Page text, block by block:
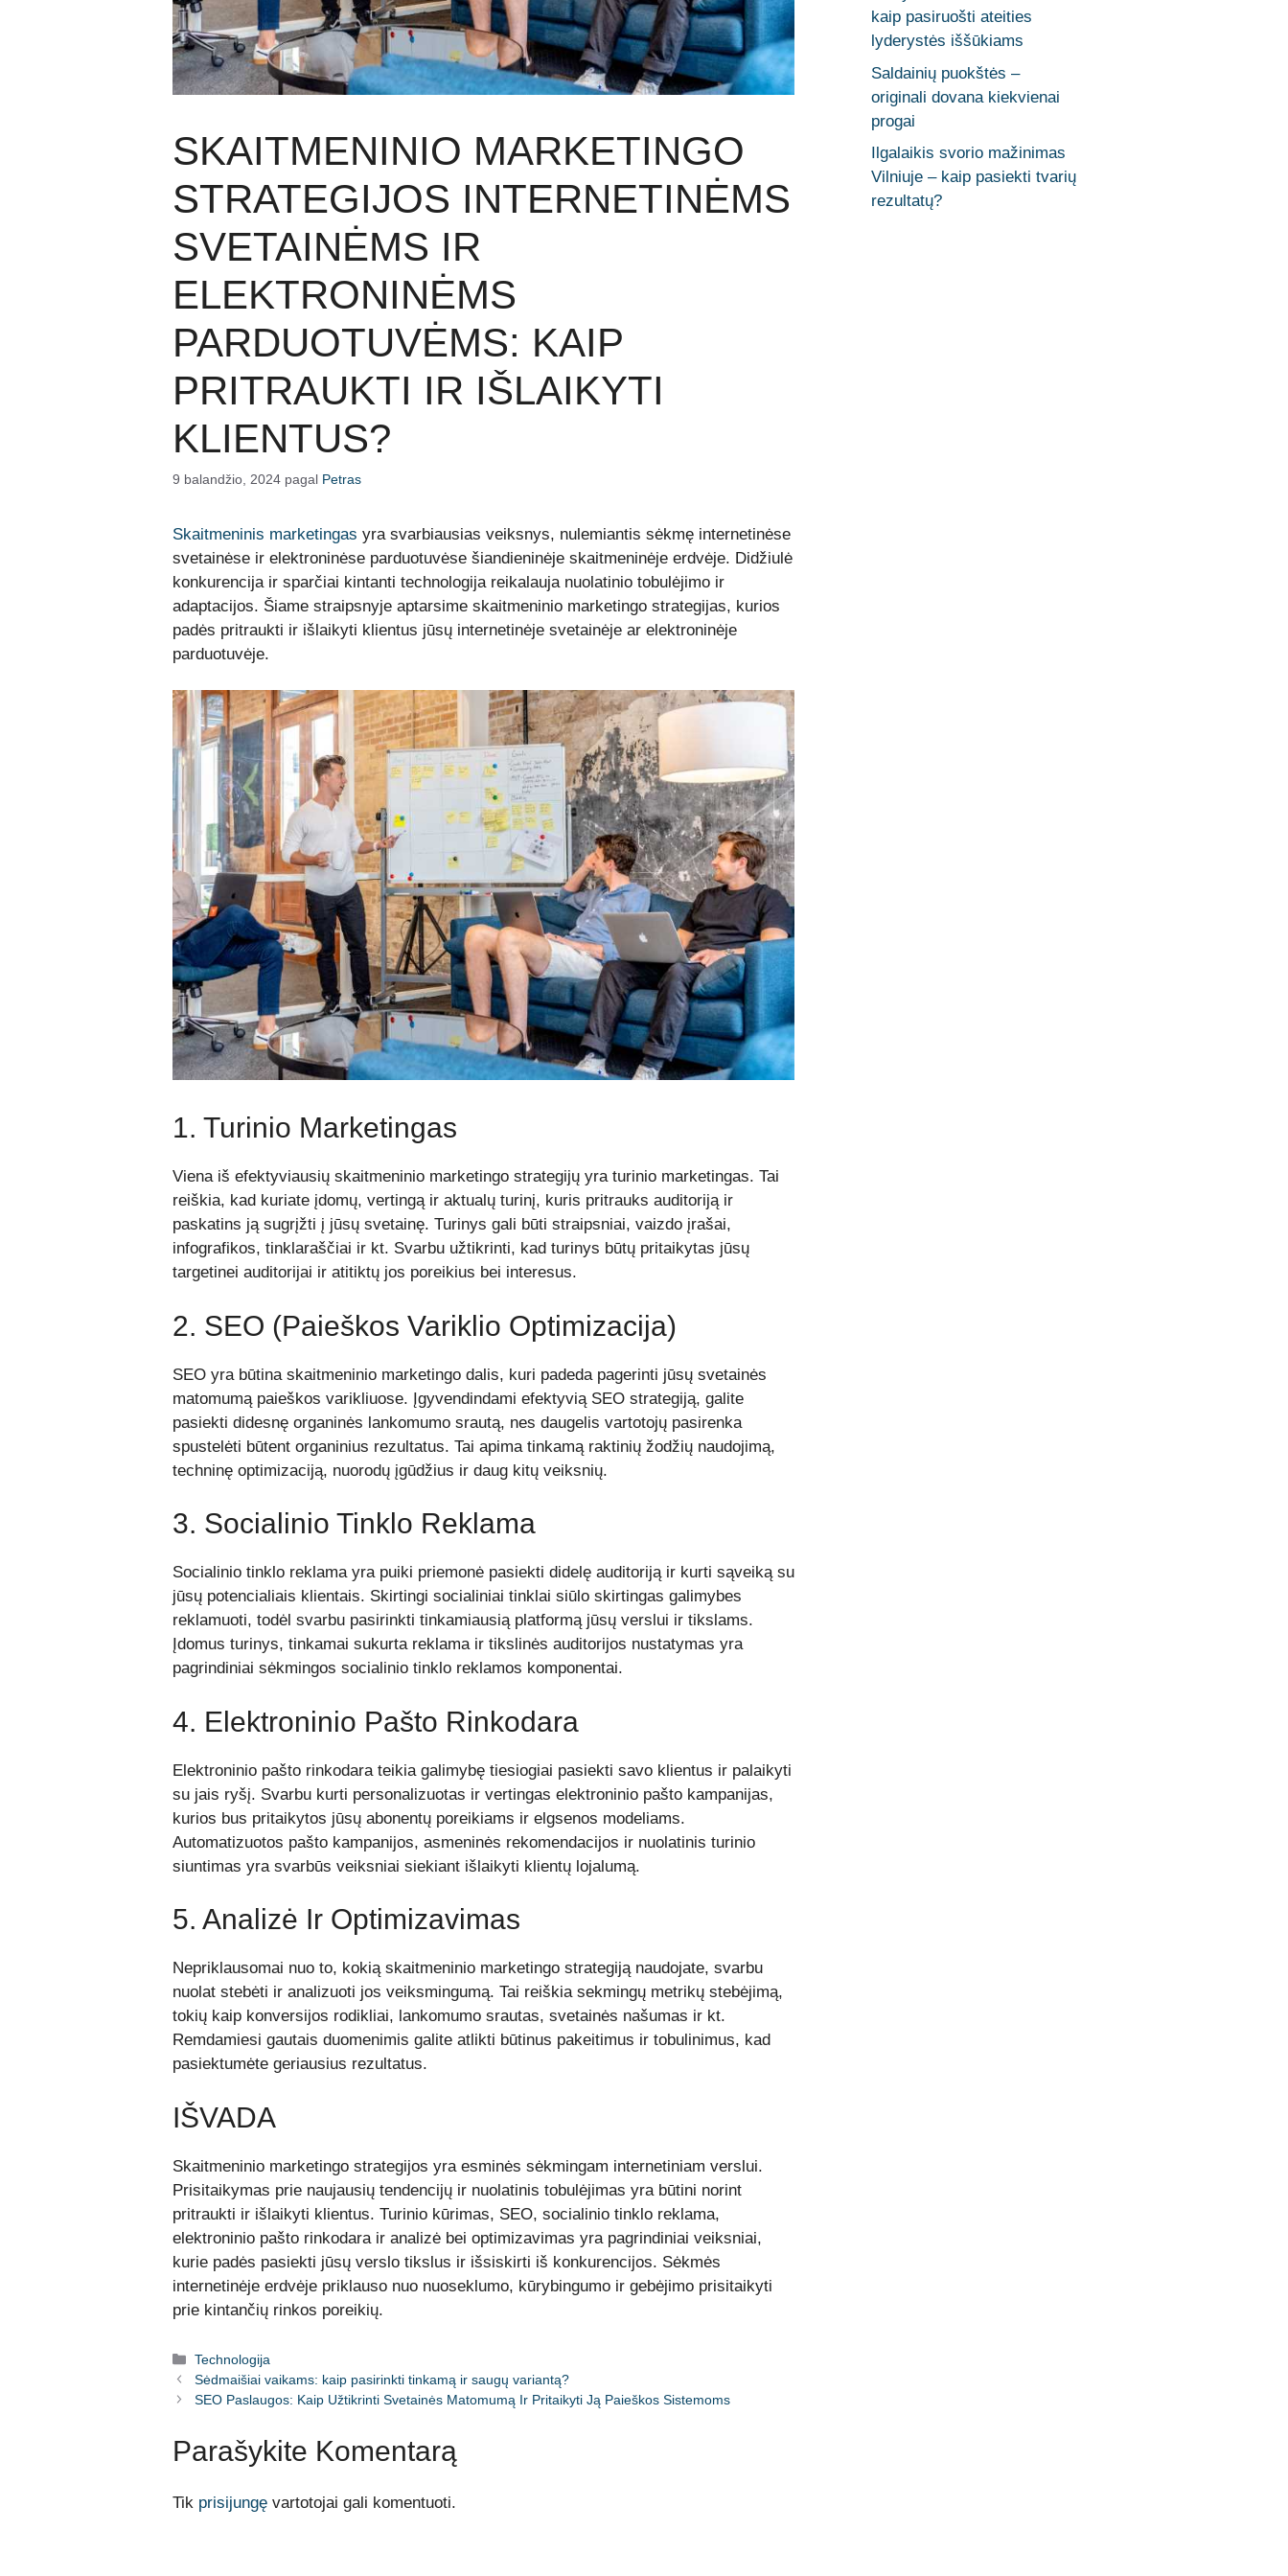
SKAITMENINIO MARKETINGO
STRATEGIJOS INTERNETINĖMS
SVETAINĖMS IR
ELEKTRONINĖMS
PARDUOTUVĖMS: KAIP
PRITRAUKTI IR IŠLAIKYTI
KLIENTUS?
9 balandžio, 2024 pagal Petras
Skaitmeninis marketingas yra svarbiausias veiksnys, nulemiantis sėkmę internetinėse
svetainėse ir elektroninėse parduotuvėse šiandieninėje skaitmeninėje erdvėje. Didžiulė
konkurencija ir sparčiai kintanti technologija reikalauja nuolatinio tobulėjimo ir
adaptacijos. Šiame straipsnyje aptarsime skaitmeninio marketingo strategijas, kurios
padės pritraukti ir išlaikyti klientus jūsų internetinėje svetainėje ar elektroninėje
parduotuvėje.
1. Turinio Marketingas
Viena iš efektyviausių skaitmeninio marketingo strategijų yra turinio marketingas. Tai
reiškia, kad kuriate įdomų, vertingą ir aktualų turinį, kuris pritrauks auditoriją ir
paskatins ją sugrįžti į jūsų svetainę. Turinys gali būti straipsniai, vaizdo įrašai,
infografikos, tinklaraščiai ir kt. Svarbu užtikrinti, kad turinys būtų pritaikytas jūsų
targetinei auditorijai ir atitiktų jos poreikius bei interesus.
2. SEO (Paieškos Variklio Optimizacija)
SEO yra būtina skaitmeninio marketingo dalis, kuri padeda pagerinti jūsų svetainės
matomumą paieškos varikliuose. Įgyvendindami efektyvią SEO strategiją, galite
pasiekti didesnę organinės lankomumo srautą, nes daugelis vartotojų pasirenka
spustelėti būtent organinius rezultatus. Tai apima tinkamą raktinių žodžių naudojimą,
techninę optimizaciją, nuorodų įgūdžius ir daug kitų veiksnių.
3. Socialinio Tinklo Reklama
Socialinio tinklo reklama yra puiki priemonė pasiekti didelę auditoriją ir kurti sąveiką su
jūsų potencialiais klientais. Skirtingi socialiniai tinklai siūlo skirtingas galimybes
reklamuoti, todėl svarbu pasirinkti tinkamiausią platformą jūsų verslui ir tikslams.
Įdomus turinys, tinkamai sukurta reklama ir tikslinės auditorijos nustatymas yra
pagrindiniai sėkmingos socialinio tinklo reklamos komponentai.
4. Elektroninio Pašto Rinkodara
Elektroninio pašto rinkodara teikia galimybę tiesiogiai pasiekti savo klientus ir palaikyti
su jais ryšį. Svarbu kurti personalizuotas ir vertingas elektroninio pašto kampanijas,
kurios bus pritaikytos jūsų abonentų poreikiams ir elgsenos modeliams.
Automatizuotos pašto kampanijos, asmeninės rekomendacijos ir nuolatinis turinio
siuntimas yra svarbūs veiksniai siekiant išlaikyti klientų lojalumą.
5. Analizė Ir Optimizavimas
Nepriklausomai nuo to, kokią skaitmeninio marketingo strategiją naudojate, svarbu
nuolat stebėti ir analizuoti jos veiksmingumą. Tai reiškia sekmingų metrikų stebėjimą,
tokių kaip konversijos rodikliai, lankomumo srautas, svetainės našumas ir kt.
Remdamiesi gautais duomenimis galite atlikti būtinus pakeitimus ir tobulinimus, kad
pasiektumėte geriausius rezultatus.
IŠVADA
Skaitmeninio marketingo strategijos yra esminės sėkmingam internetiniam verslui.
Prisitaikymas prie naujausių tendencijų ir nuolatinis tobulėjimas yra būtini norint
pritraukti ir išlaikyti klientus. Turinio kūrimas, SEO, socialinio tinklo reklama,
elektroninio pašto rinkodara ir analizė bei optimizavimas yra pagrindiniai veiksniai,
kurie padės pasiekti jūsų verslo tikslus ir išsiskirti iš konkurencijos. Sėkmės
internetinėje erdvėje priklauso nuo nuoseklumo, kūrybingumo ir gebėjimo prisitaikyti
prie kintančių rinkos poreikių.
Kategorijos
Technologija
Sėdmaišiai vaikams: kaip pasirinkti tinkamą ir saugų variantą?
SEO Paslaugos: Kaip Užtikrinti Svetainės Matomumą Ir Pritaikyti Ją Paieškos Sistemoms
Parašykite Komentarą
Tik prisijungęvartotojai gali komentuoti.
kaip pasiruošti ateities
lyderystės iššūkiams
Saldainių puokštės –
originali dovana kiekvienai
progai
Ilgalaikis svorio mažinimas
Vilniuje – kaip pasiekti tvarių
rezultatų?